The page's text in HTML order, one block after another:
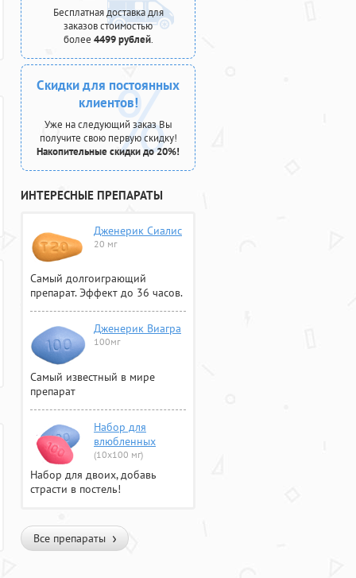
Бесплатная доставка для
заказов стоимостью
более 4499 рублей.
Скидки для постоянных
клиентов!
Уже на следующий заказ Вы
получите свою первую скидку!
Накопительные скидки до 20%!
ИНТЕРЕСНЫЕ ПРЕПАРАТЫ
Дженерик Сиалис
20 мг
Самый долгоиграющий
препарат. Эффект до 36 часов.
Дженерик Виагра
100мг
Самый известный в мире
препарат
Набор для
влюбленных
(10х100 мг)
Набор для двоих, добавь
страсти в постель!
Все препараты